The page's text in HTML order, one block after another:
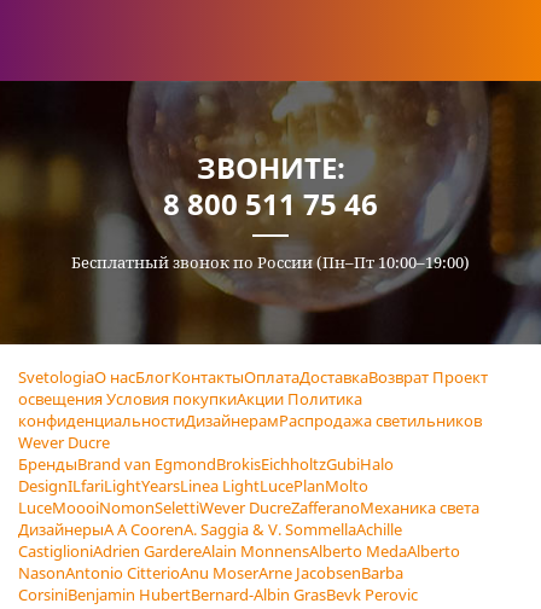
ЗВОНИТЕ:
8 800 511 75 46
Бесплатный звонок по России (Пн–Пт 10:00–19:00)
SvetologiaО насБлогКонтактыОплатаДоставкаВозврат Проект
освещенияУсловия покупкиАкции Политика
конфиденциальностиДизайнерамРаспродажа светильников
Wever Ducre
БрендыBrand van EgmondBrokisEichholtzGubiHalo
DesignILfariLightYearsLinea LightLucePlanMolto
LuceMoooiNomonSelettiWever DucreZafferanoМеханика света
ДизайнерыA A CoorenA. Saggia & V. SommellaAchille
CastiglioniAdrien GardereAlain MonnensAlberto MedaAlberto
NasonAntonio CitterioAnu MoserArne JacobsenBarba
CorsiniBenjamin HubertBernard-Albin GrasBevk Perovic